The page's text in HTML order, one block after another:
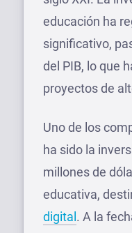
educación ha
significativo,
del PIB, lo que
proyectos de
Uno de los
ha sido la
millones de
educativa,
digital . A la